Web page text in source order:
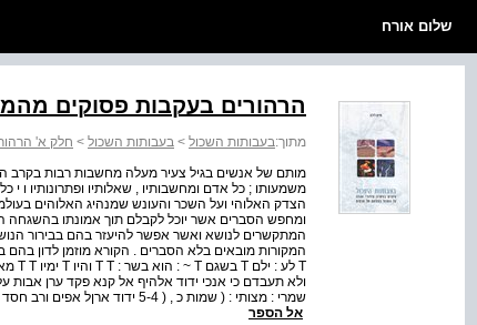
שלום אורח
הרהורים בעקבות פסוקים
מתוך:בעבותות השכול > בעבותות השכול > חלק א'
מותם של אנשים בגיל צעיר מעלה מחשבות רבות בקרב
משמעותו ; כל אדם ומחשבותיו , שאלותיו ופתרונותיו ו
הצדק האלוהי ועל השכר והעונש שמנהיג האלוהים
ומחפש הסברים אשר יוכל לקבלם תוך אמונתו בהשגחה
המתקשרים לנושא ואשר אפשר להיעזר בהם בבירור
ולא תעבדם כי אנכי ידוד אלהיף אל קנא פקד ערן אבות
אל הספר